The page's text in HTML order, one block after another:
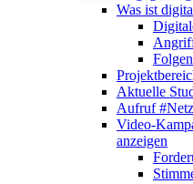
Was ist
Aktuelle
Aufruf
Video-
anzeigen